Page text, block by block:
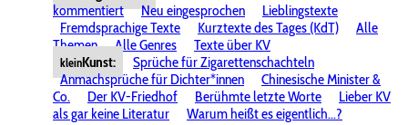
kommentiert
Neu eingesprochen
Lieblingstexte
Fremdsprachige Texte
Kurztexte des Tages (KdT)
Alle
Themen
Alle Genres Texte über KV
kleinKunst:
Sprüche für Zigarettenschachteln
Anmachsprüche für Dichter*innen
Chinesische Minister &
Co.
Der KV-Friedhof Berühmte letzte Worte
Lieber KV
als gar keine Literatur
Warum heißt es eigentlich...?